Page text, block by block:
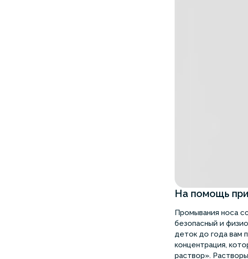
На помощь
Промывания носа
безопасный и
деток до года вам
концентрация,
раствор».